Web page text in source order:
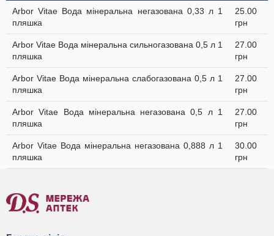
Arbor Vitae Вода мінеральна негазована 0,33 л 1
пляшка
25.00
грн
Arbor Vitae Вода мінеральна сильногазована 0,5 л 1
пляшка
27.00
грн
Arbor Vitae Вода мінеральна слабогазована 0,5 л 1
пляшка
27.00
грн
Arbor Vitae Вода мінеральна негазована 0,5 л 1
пляшка
27.00
грн
Arbor Vitae Вода мінеральна негазована 0,888 л 1
пляшка
30.00
грн